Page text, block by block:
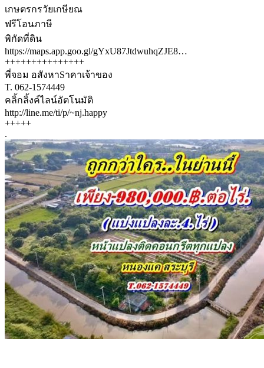
เกษตรกรวัยเกษียณ
ฟรีโอนภาษี
พิกัดที่ดิน
https://maps.app.goo.gl/gYxU87JtdwuhqZJE8…
+++++++++++++++
พี่จอม อสังหาSาคาเจ้าของ
T. 062-1574449
คลิ้กลิ้งค์ไลน์อัตโนมัติ
http://line.me/ti/p/~nj.happy
+++++
.